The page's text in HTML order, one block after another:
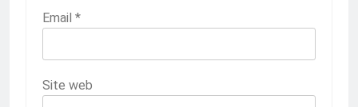
Email *
Site web